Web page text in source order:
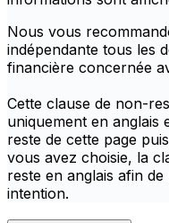
Nous vous
indépendante tous les
financière concernée
Cette clause de non-
uniquement en anglais
reste de cette page
vous avez choisie, la
reste en anglais afin
intention.